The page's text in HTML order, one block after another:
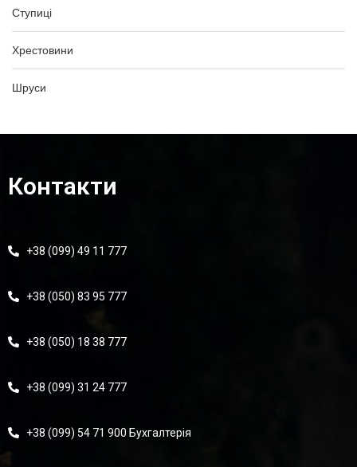
Ступиці
Хрестовини
Шруси
Контакти
+38 (099) 49 11 777
+38 (050) 83 95 777
+38 (050) 18 38 777
+38 (099) 31 24 777
+38 (099) 54 71 900 Бухгалтерія